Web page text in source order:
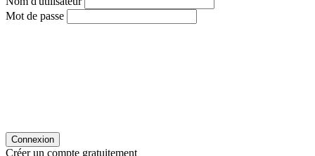
Mot de passe
Connexion
Créer un compte gratuitement